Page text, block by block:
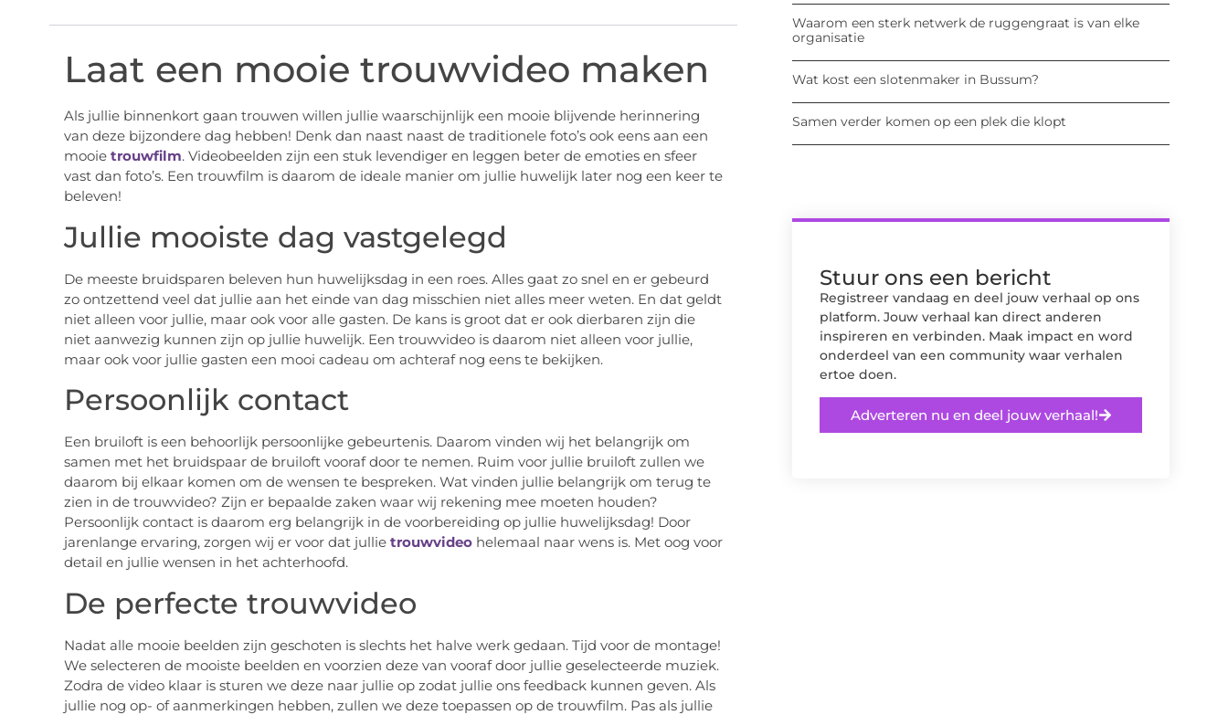
Laat een mooie trouwvideo maken
Als jullie binnenkort gaan trouwen willen jullie waarschijnlijk een mooie blijvende herinnering
van deze bijzondere dag hebben! Denk dan naast naast de traditionele foto’s ook eens aan een
mooie trouwfilm. Videobeelden zijn een stuk levendiger en leggen beter de emoties en sfeer
vast dan foto’s. Een trouwfilm is daarom de ideale manier om jullie huwelijk later nog een keer te
beleven!
Jullie mooiste dag vastgelegd
De meeste bruidsparen beleven hun huwelijksdag in een roes. Alles gaat zo snel en er gebeurd
zo ontzettend veel dat jullie aan het einde van dag misschien niet alles meer weten. En dat geldt
niet alleen voor jullie, maar ook voor alle gasten. De kans is groot dat er ook dierbaren zijn die
niet aanwezig kunnen zijn op jullie huwelijk. Een trouwvideo is daarom niet alleen voor jullie,
maar ook voor jullie gasten een mooi cadeau om achteraf nog eens te bekijken.
Persoonlijk contact
Een bruiloft is een behoorlijk persoonlijke gebeurtenis. Daarom vinden wij het belangrijk om
samen met het bruidspaar de bruiloft vooraf door te nemen. Ruim voor jullie bruiloft zullen we
daarom bij elkaar komen om de wensen te bespreken. Wat vinden jullie belangrijk om terug te
zien in de trouwvideo? Zijn er bepaalde zaken waar wij rekening mee moeten houden?
Persoonlijk contact is daarom erg belangrijk in de voorbereiding op jullie huwelijksdag! Door
jarenlange ervaring, zorgen wij er voor dat jullie trouwvideo helemaal naar wens is. Met oog voor
detail en jullie wensen in het achterhoofd.
De perfecte trouwvideo
Nadat alle mooie beelden zijn geschoten is slechts het halve werk gedaan. Tijd voor de montage!
We selecteren de mooiste beelden en voorzien deze van vooraf door jullie geselecteerde muziek.
Zodra de video klaar is sturen we deze naar jullie op zodat jullie ons feedback kunnen geven. Als
jullie nog op- of aanmerkingen hebben, zullen we deze toepassen op de trouwfilm. Pas als jullie
Waarom een sterk netwerk de ruggengraat is van elke
organisatie
Wat kost een slotenmaker in Bussum?
Samen verder komen op een plek die klopt
Stuur ons een bericht
Registreer vandaag en deel jouw verhaal op ons
platform. Jouw verhaal kan direct anderen
inspireren en verbinden. Maak impact en word
onderdeel van een community waar verhalen
ertoe doen.
Adverteren nu en deel jouw verhaal!